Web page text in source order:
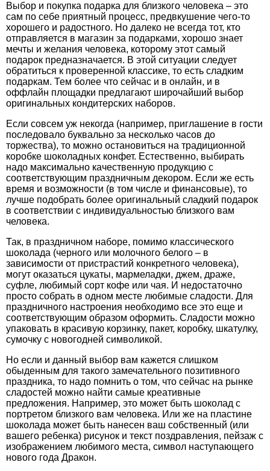
Выбор и покупка подарка для близкого человека – это
сам по себе приятный процесс, предвкушение чего-то
хорошего и радостного. Но далеко не всегда тот, кто
отправляется в магазин за подарками, хорошо знает
мечты и желания человека, которому этот самый
подарок предназначается. В этой ситуации следует
обратиться к проверенной классике, то есть сладким
подаркам. Тем более что сейчас и в онлайн, и в
оффлайн площадки предлагают широчайший выбор
оригинальных кондитерских наборов.
Если совсем уж некогда (например, приглашение в гости
последовало буквально за несколько часов до
торжества), то можно остановиться на традиционной
коробке шоколадных конфет. Естественно, выбирать
надо максимально качественную продукцию с
соответствующим праздничным декором. Если же есть
время и возможности (в том числе и финансовые), то
лучше подобрать более оригинальный сладкий подарок
в соответствии с индивидуальностью близкого вам
человека.
Так, в праздничном наборе, помимо классического
шоколада (черного или молочного белого – в
зависимости от пристрастий конкретного человека),
могут оказаться цукаты, мармеладки, джем, драже,
суфле, любимый сорт кофе или чая. И недостаточно
просто собрать в одном месте любимые сладости. Для
праздничного настроения необходимо все это еще и
соответствующим образом оформить. Сладости можно
упаковать в красивую корзинку, пакет, коробку, шкатулку,
сумочку с новогодней символикой.
Но если и данный выбор вам кажется слишком
обыденным для такого замечательного позитивного
праздника, то надо помнить о том, что сейчас на рынке
сладостей можно найти самые креативные
предложения. Например, это может быть шоколад с
портретом близкого вам человека. Или же на пластине
шоколада может быть нанесен ваш собственный (или
вашего ребенка) рисунок и текст поздравления, пейзаж с
изображением любимого места, символ наступающего
нового года Дракон.